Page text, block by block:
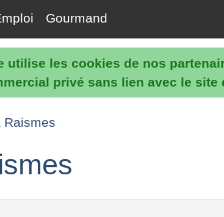
utilise les cookies de nos
privé sans lien avec le site
Gourmand
Raismes